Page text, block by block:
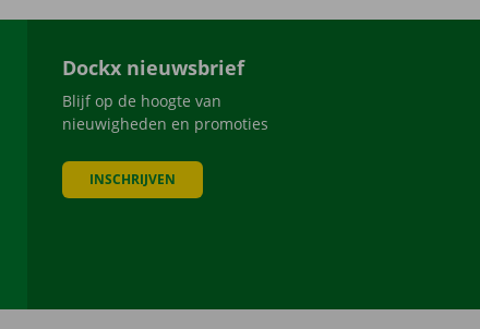
Dockx nieuwsbrief
Blijf op de hoogte van
nieuwigheden en promoties
INSCHRIJVEN